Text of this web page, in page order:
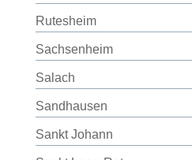
Rutesheim
Sachsenheim
Salach
Sandhausen
Sankt Johann